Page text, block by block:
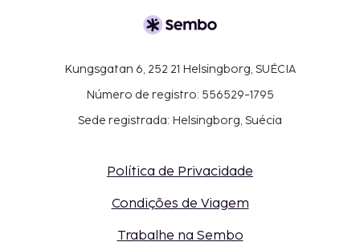
Kungsgatan 6, 252 21 Helsingborg, SUÉCIA
Número de registro: 556529-1795
Sede registrada: Helsingborg, Suécia
Política de Privacidade
Condições de Viagem
Trabalhe na Sembo